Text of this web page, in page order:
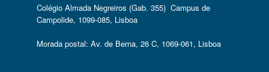
Colégio Almada Negreiros (Gab. 355) Campus de
Campolide, 1099-085, Lisboa
Morada postal: Av. de Berna, 26 C, 1069-061, Lisboa